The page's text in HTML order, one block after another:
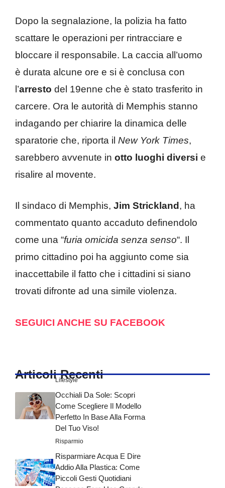
Dopo la segnalazione, la polizia ha fatto
scattare le operazioni per rintracciare e
bloccare il responsabile. La caccia all’uomo
è durata alcune ore e si è conclusa con
l’arresto del 19enne che è stato trasferito in
carcere. Ora le autorità di Memphis stanno
indagando per chiarire la dinamica delle
sparatorie che, riporta il New York Times,
sarebbero avvenute in otto luoghi diversi e
risalire al movente.
Il sindaco di Memphis, Jim Strickland , ha
commentato quanto accaduto definendolo
come una “furia omicida senza senso“. Il
primo cittadino poi ha aggiunto come sia
inaccettabile il fatto che i cittadini si siano
trovati difronte ad una simile violenza.
SEGUICI ANCHE SU FACEBOOK
Articoli Recenti
Lifestyle
Occhiali Da Sole: Scopri
Come Scegliere Il Modello
Perfetto In Base Alla Forma
Del Tuo Viso!
Risparmio
Risparmiare Acqua E Dire
Addio Alla Plastica: Come
Piccoli Gesti Quotidiani